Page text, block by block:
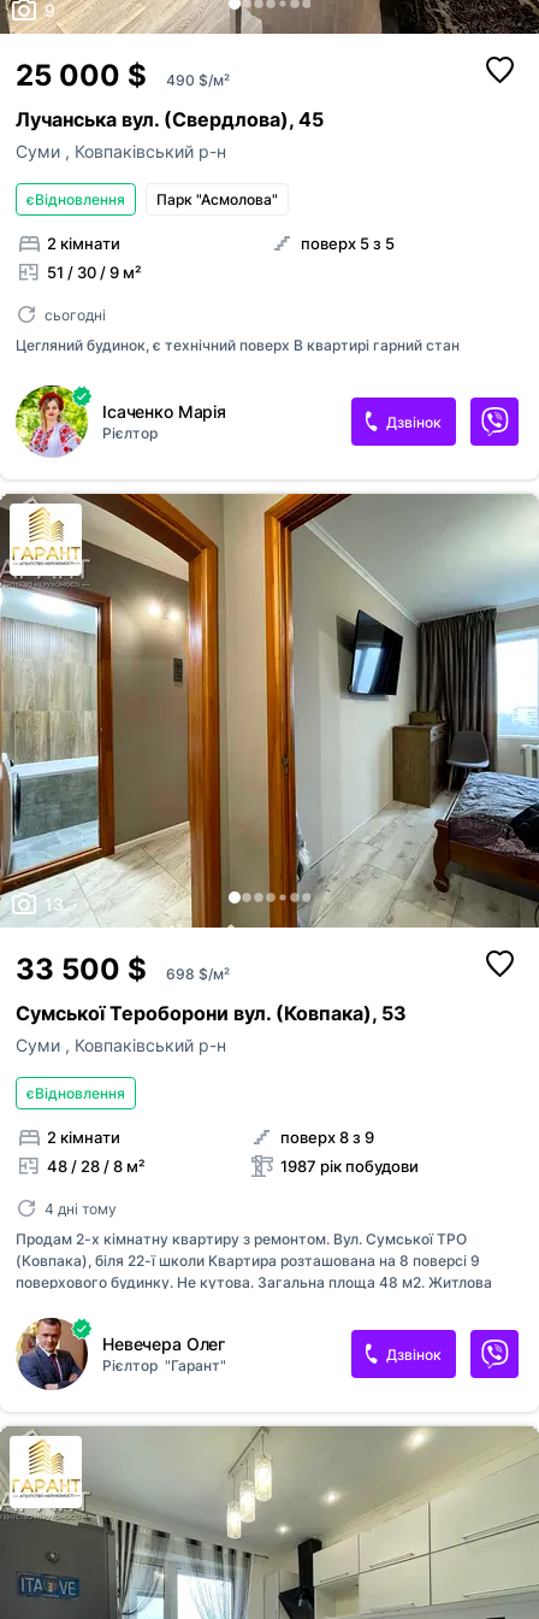
9
25 000 $ 490 $/м²
Лучанська вул. (Свердлова), 45
Суми , Ковпаківський р-н
єВідновлення Парк "Асмолова"
2 кімнати
51 / 30 / 9 м²
поверх 5 з 5
сьогодні
Цегляний будинок, є технічний поверх В квартирі гарний стан
Ісаченко Марія
Рієлтор
Дзвінок
13
33 500 $ 698 $/м²
Сумської Тероборони вул. (Ковпака), 53
Суми , Ковпаківський р-н
єВідновлення
2 кімнати
48 / 28 / 8 м²
поверх 8 з 9
1987 рік побудови
4 дні тому
Продам 2-х кімнатну квартиру з ремонтом. Вул. Сумської ТРО
(Ковпака), біля 22-ї школи Квартира розташована на 8 поверсі 9
поверхового будинку. Не кутова. Загальна площа 48 м2. Житлова
пластик, труби замінені. Встановлені лічильники. Всі меблі та техніка
залишаються. На будинок встановлений тепловий лічильник.
Перегляди в будь-який зручний для вас час. Розглядаємо всі види
продажу (готівка, сертифікат) Вартість 33500$. Телефонуйте.
Невечера Олег
Рієлтор "Гарант"
Дзвінок